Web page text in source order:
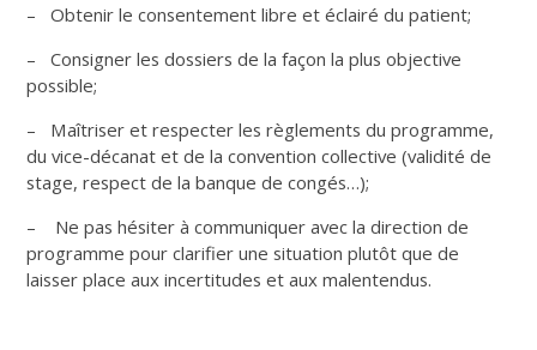
– Obtenir le consentement libre et éclairé du patient;
– Consigner les dossiers de la façon la plus objective
possible;
– Maîtriser et respecter les règlements du programme,
du vice-décanat et de la convention collective (validité de
stage, respect de la banque de congés…);
– Ne pas hésiter à communiquer avec la direction de
programme pour clarifier une situation plutôt que de
laisser place aux incertitudes et aux malentendus.